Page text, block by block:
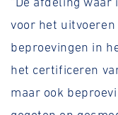
voor het
beproevingen in
het certificeren
maar ook